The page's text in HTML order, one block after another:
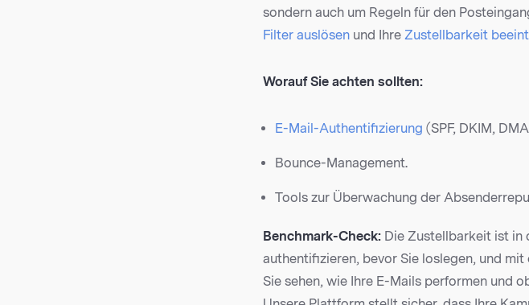
sondern auch um Regeln für den
Filter auslösen und Ihre Zustellbarkeit
Worauf Sie achten sollten:
E-Mail-Authentifizierung (SPF, DKIM,
Bounce-Management.
Tools zur Überwachung der
Benchmark-Check: Die Zustellbarkeit ist in
authentifizieren, bevor Sie loslegen, und mit
Sie sehen, wie Ihre E-Mails performen und